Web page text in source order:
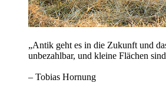
„Antik geht es in die Zukunft und
unbezahlbar, und kleine Flächen
– Tobias Hornung